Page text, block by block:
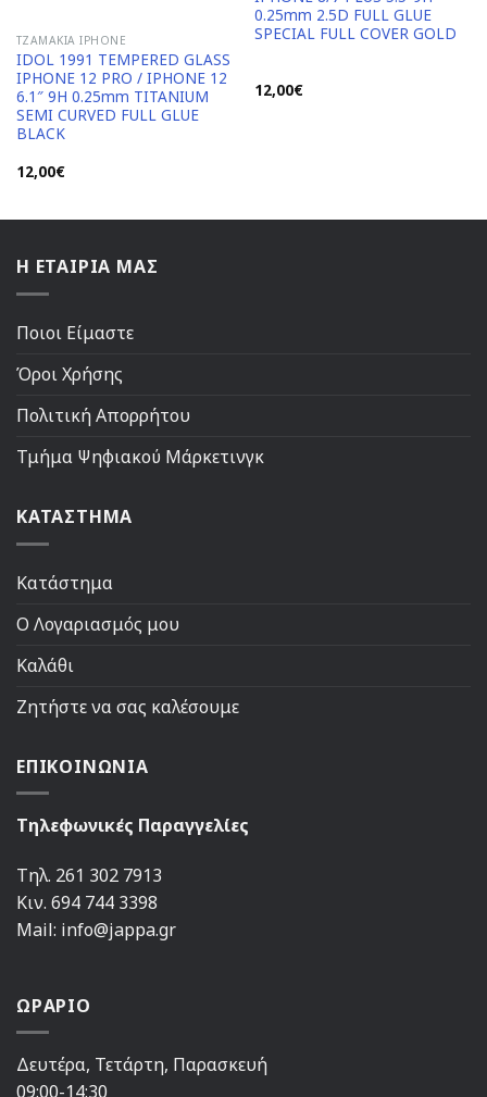
ΤΖΑΜΆΚΙΑ IPHONE
IDOL 1991 TEMPERED GLASS
IPHONE 12 PRO / IPHONE 12
6.1″ 9H 0.25mm TITANIUM
SEMI CURVED FULL GLUE
BLACK
12,00€
0.25mm 2.5D FULL GLUE
SPECIAL FULL COVER GOLD
12,00€
Η ΕΤΑΙΡΙΑ ΜΑΣ
Ποιοι Είμαστε
Όροι Χρήσης
Πολιτική Απορρήτου
Τμήμα Ψηφιακού Μάρκετινγκ
ΚΑΤΑΣΤΗΜΑ
Κατάστημα
Ο Λογαριασμός μου
Καλάθι
Ζητήστε να σας καλέσουμε
ΕΠΙΚΟΙΝΩΝΙΑ
Τηλεφωνικές Παραγγελίες
Τηλ. 261 302 7913
Κιν. 694 744 3398
Mail: info@jappa.gr
ΩΡΑΡΙΟ
Δευτέρα, Τετάρτη, Παρασκευή
09:00-14:30